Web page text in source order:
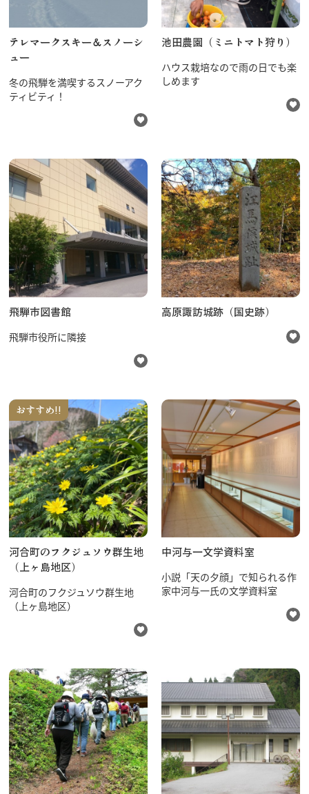
テレマークスキー＆スノーシ
ュー
冬の飛騨を満喫するスノーアク
ティビティ！
池田農園（ミニトマト狩り）
ハウス栽培なので雨の日でも楽
しめます
飛騨市図書館
飛騨市役所に隣接
高原諏訪城跡（国史跡）
おすすめ!!
河合町のフクジュソウ群生地
（上ヶ島地区）
河合町のフクジュソウ群生地
（上ヶ島地区）
中河与一文学資料室
小説「天の夕顔」で知られる作
家中河与一氏の文学資料室